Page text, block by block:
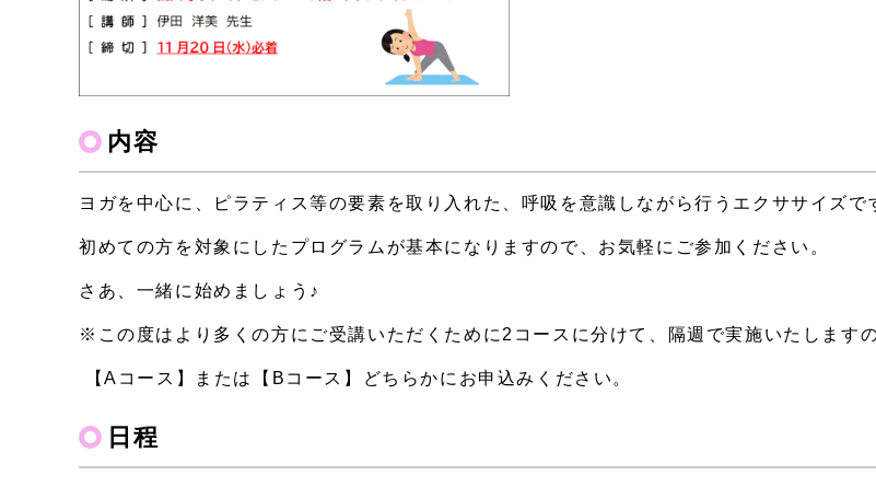
内容
ヨガを中心に、ピラティス等の要素を取り入れた、呼吸を意識しながら行うエクササイズで
初めての方を対象にしたプログラムが基本になりますので、お気軽にご参加ください。
さあ、一緒に始めましょう♪
※この度はより多くの方にご受講いただくために2コースに分けて、隔週で実施いたします
【Aコース】または【Bコース】どちらかにお申込みください。
日程